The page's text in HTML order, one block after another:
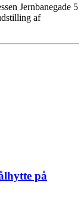
Jernbanegade 5
af
på